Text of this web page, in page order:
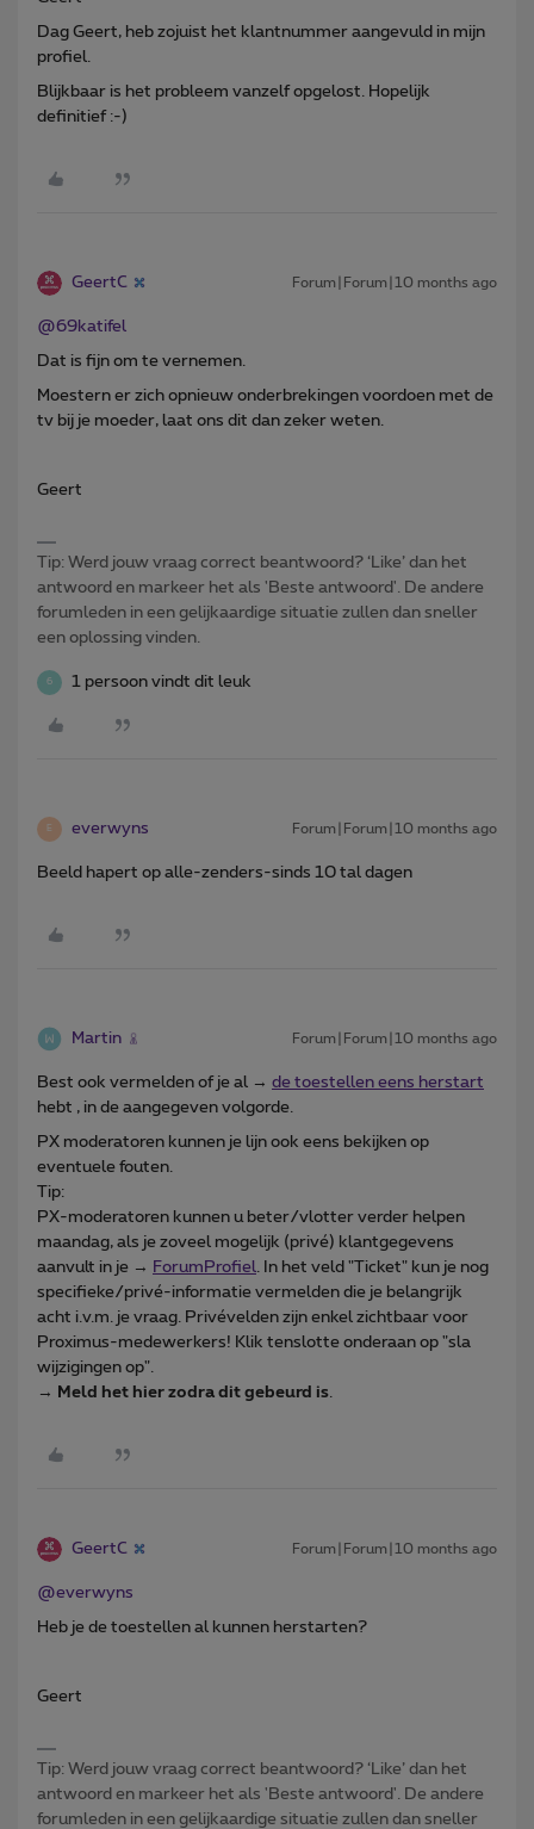
Dag Geert, heb zojuist het klantnummer aangevuld in mijn
profiel.
Blijkbaar is het probleem vanzelf opgelost. Hopelijk
definitief :-)
GeertC Forum|Forum|10 months ago
@69katifel
Dat is fijn om te vernemen.
Moestern er zich opnieuw onderbrekingen voordoen met de
tv bij je moeder, laat ons dit dan zeker weten.
Geert
Tip: Werd jouw vraag correct beantwoord? ‘Like’ dan het
antwoord en markeer het als 'Beste antwoord'. De andere
forumleden in een gelijkaardige situatie zullen dan sneller
een oplossing vinden.
6 1 persoon vindt dit leuk
E everwyns Forum|Forum|10 months ago
Beeld hapert op alle-zenders-sinds 10 tal dagen
Martin Forum|Forum|10 months ago
Best ook vermelden of je al → de toestellen eens herstart
hebt , in de aangegeven volgorde.
PX moderatoren kunnen je lijn ook eens bekijken op
eventuele fouten.
Tip:
PX-moderatoren kunnen u beter/vlotter verder helpen
maandag, als je zoveel mogelijk (privé) klantgegevens
aanvult in je → ForumProfiel . In het veld "Ticket" kun je nog
specifieke/privé-informatie vermelden die je belangrijk
acht i.v.m. je vraag. Privévelden zijn enkel zichtbaar voor
Proximus-medewerkers! Klik tenslotte onderaan op "sla
wijzigingen op".
→
Meld het hier zodra dit gebeurd is
GeertC Forum|Forum|10 months ago
@everwyns
Heb je de toestellen al kunnen herstarten?
Geert
Tip: Werd jouw vraag correct beantwoord? ‘Like’ dan het
antwoord en markeer het als 'Beste antwoord'. De andere
forumleden in een gelijkaardige situatie zullen dan sneller